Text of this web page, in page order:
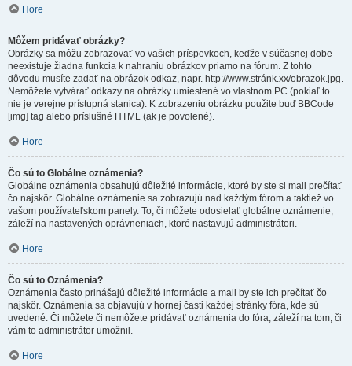
Hore
Môžem pridávať obrázky?
Obrázky sa môžu zobrazovať vo vašich príspevkoch, keďže v súčasnej dobe
neexistuje žiadna funkcia k nahraniu obrázkov priamo na fórum. Z tohto
dôvodu musíte zadať na obrázok odkaz, napr. http://www.stránk.xx/obrazok.jpg.
Nemôžete vytvárať odkazy na obrázky umiestené vo vlastnom PC (pokiaľ to
nie je verejne prístupná stanica). K zobrazeniu obrázku použite buď BBCode
[img] tag alebo príslušné HTML (ak je povolené).
Hore
Čo sú to Globálne oznámenia?
Globálne oznámenia obsahujú dôležité informácie, ktoré by ste si mali prečítať
čo najskôr. Globálne oznámenie sa zobrazujú nad každým fórom a taktiež vo
vašom používateľskom panely. To, či môžete odosielať globálne oznámenie,
záleží na nastavených oprávneniach, ktoré nastavujú administrátori.
Hore
Čo sú to Oznámenia?
Oznámenia často prinášajú dôležité informácie a mali by ste ich prečítať čo
najskôr. Oznámenia sa objavujú v hornej časti každej stránky fóra, kde sú
uvedené. Či môžete či nemôžete pridávať oznámenia do fóra, záleží na tom, či
vám to administrátor umožnil.
Hore